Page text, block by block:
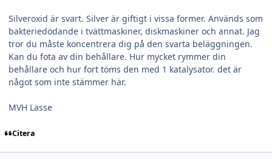
Silveroxid är svart. Silver är giftigt i vissa former. Används som
bakteriedödande i tvättmaskiner, diskmaskiner och annat. Jag
tror du måste koncentrera dig på den svarta beläggningen.
Kan du fota av din behållare. Hur mycket rymmer din
behållare och hur fort töms den med 1 katalysator. det är
något som inte stämmer här.
MVH Lasse
Citera